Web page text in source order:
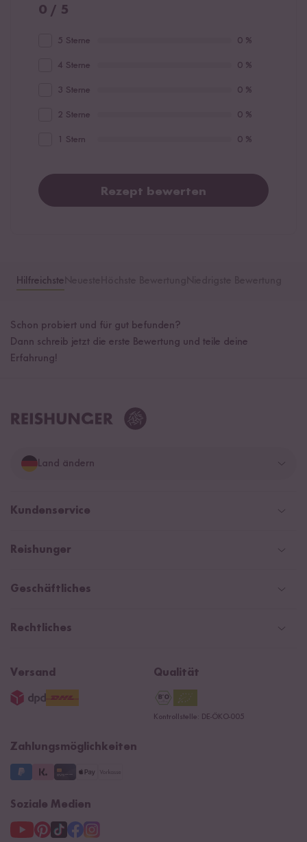
0 / 5
5 Sterne 0 %
4 Sterne 0 %
3 Sterne 0 %
2 Sterne 0 %
1 Stern 0 %
Rezept bewerten
Hilfreichste
Schon probiert und für gut befunden?
Dann schreib jetzt die erste Bewertung und teile deine
Erfahrung!
Land ändern
Deutschland
Niederlande
Kundenservice
Help Center & FAQ
Zahlarten
Kontaktformular
Reishunger
Newsletter
Magazin & News
Navacopah
15 Jahre Reishunger
Geschäftliches
Social Media Kooperationen
B2B
Jobs
Rechtliches
Datenschutzerklärung
3 Jahre Garantie
Versand Qualität
Kontrollstelle: DE-ÖKO-005
Zahlungsmöglichkeiten
Soziale Medien